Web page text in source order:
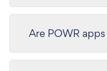
Are POWR